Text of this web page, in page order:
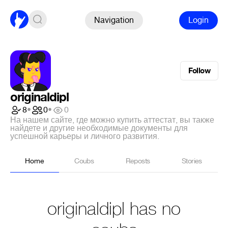
Navigation Login
Follow
originaldipl
8• 0•
0
На нашем сайте, где можно купить аттестат, вы также
найдете и другие необходимые документы для
успешной карьеры и личного развития.
Home Coubs Reposts Stories
originaldipl has no